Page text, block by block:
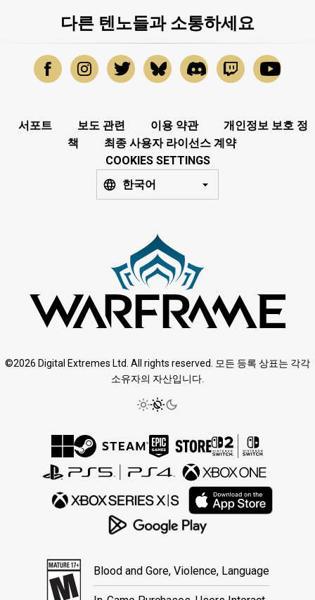
다른 텐노들과 소통하세요
서포트 보도 관련 이용 약관
개인정보 보호 정
책
최종 사용자 라이선스 계약
COOKIES SETTINGS
한국어
©2026 Digital Extremes Ltd. All rights reserved. 모든 등록 상표는 각각
소유자의 자산입니다.
Blood and Gore, Violence, Language